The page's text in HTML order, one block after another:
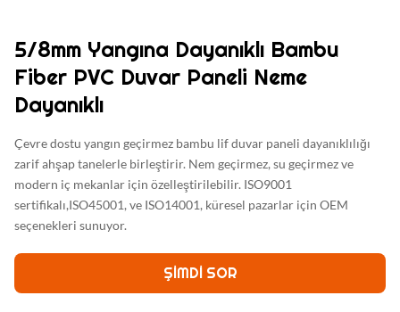
5/8mm Yangına Dayanıklı Bambu
Fiber PVC Duvar Paneli Neme
Dayanıklı
Çevre dostu yangın geçirmez bambu lif duvar paneli dayanıklılığı
zarif ahşap tanelerle birleştirir. Nem geçirmez, su geçirmez ve
modern iç mekanlar için özelleştirilebilir. ISO9001
sertifikalı,ISO45001, ve ISO14001, küresel pazarlar için OEM
seçenekleri sunuyor.
ŞIMDI SOR